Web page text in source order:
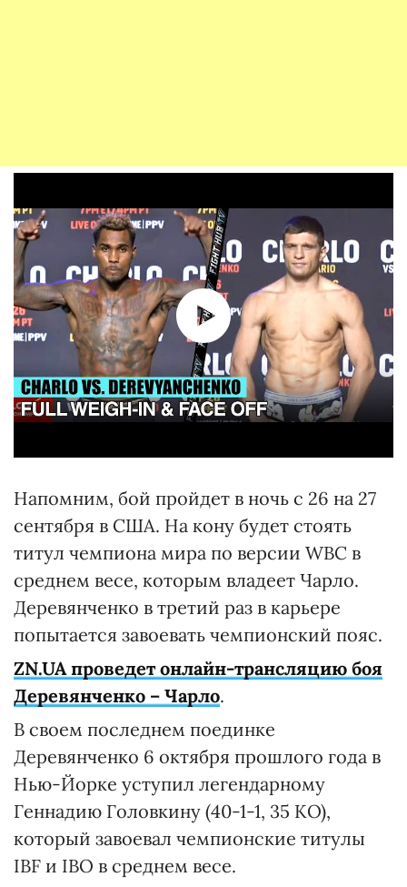
Напомним, бой пройдет в ночь с 26 на 27
сентября в США. На кону будет стоять
титул чемпиона мира по версии WBC в
среднем весе, которым владеет Чарло.
Деревянченко в третий раз в карьере
попытается завоевать чемпионский пояс.
ZN.UA проведет онлайн-трансляцию боя
Деревянченко – Чарло.
В своем последнем поединке
Деревянченко 6 октября прошлого года в
Нью-Йорке уступил легендарному
Геннадию Головкину (40-1-1, 35 КО),
который завоевал чемпионские титулы
IBF и IBO в среднем весе.